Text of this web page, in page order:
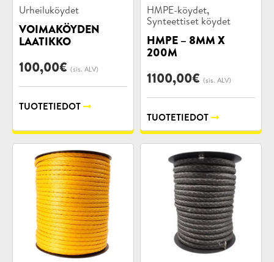
Tuotekategoriat:
Urheiluköydet
VOIMAKÖYDEN
LAATIKKO
100,00€ (sis. ALV)
TUOTETIEDOT
Tuotekategoriat:
HMPE-köydet,
Synteettiset köydet
HMPE – 8MM X
200M
1100,00€ (sis. ALV)
TUOTETIEDOT